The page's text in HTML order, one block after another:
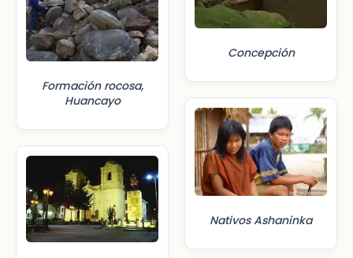
Formación rocosa,
Huancayo
Concepción
Nativos Ashaninka